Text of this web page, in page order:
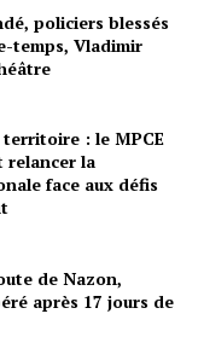
policiers blessés
temps, Vladimir
: le MPCE
relancer la
face aux défis
de Nazon,
après 17 jours de